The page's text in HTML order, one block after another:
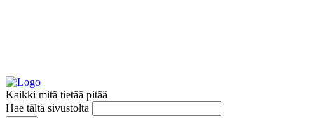
Kaikki mitä tietää pitää
Hae tältä sivustolta